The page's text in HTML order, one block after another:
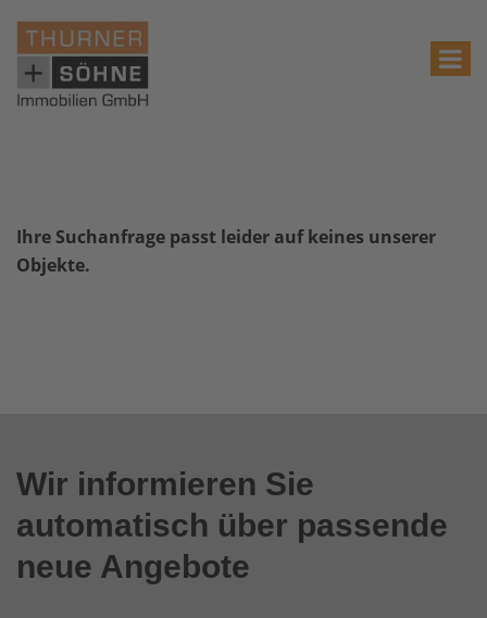
Ihre Suchanfrage passt leider auf keines unserer
Objekte.
Wir informieren Sie
automatisch über passende
neue Angebote